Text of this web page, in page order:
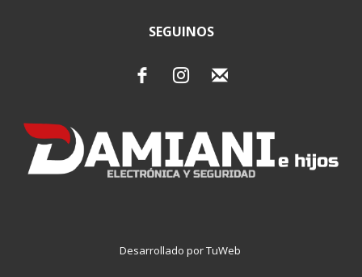
SEGUINOS
Desarrollado por TuWeb